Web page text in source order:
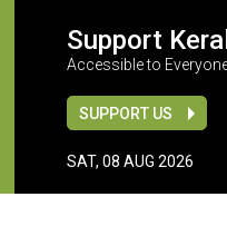
Support
Accessible to
SUPPORT US
SAT, 08 AUG 2026